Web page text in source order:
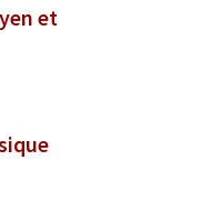
et